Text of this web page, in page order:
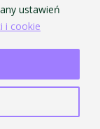
ustawień
i cookie